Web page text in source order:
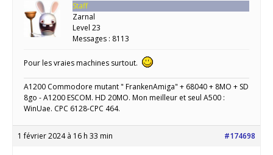
Staff
Zarnal
Level 23
Messages : 8113
Pour les vraies machines surtout.
A1200 Commodore mutant " FrankenAmiga" + 68040 + 8MO + SD
8go - A1200 ESCOM. HD 20MO. Mon meilleur et seul A500 :
WinUae. CPC 6128-CPC 464.
1 février 2024 à 16 h 33 min #174698